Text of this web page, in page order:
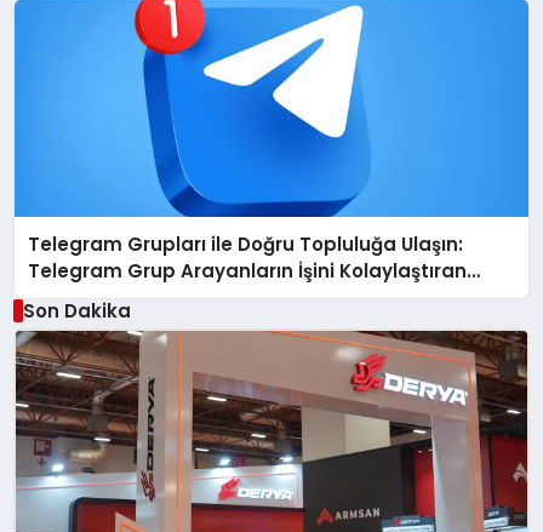
Telegram Grupları ile Doğru Topluluğa Ulaşın:
Telegram Grup Arayanların İşini Kolaylaştıran
Çözüm
Son Dakika